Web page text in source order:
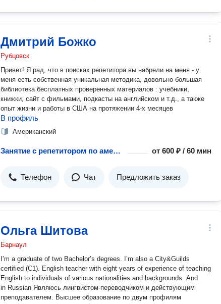
Дмитрий Божко
Рубцовск
Привет! Я рад, что в поисках репетитора вы набрели на меня - у
меня есть собственная уникальная методика, довольно большая
библиотека бесплатных проверенных материалов : учебники,
книжки, сайт с фильмами, подкасты на английском и т.д., а также
опыт жизни и работы в США на протяжении 4-х месяцев
В профиль
Американский
Занятие с репетитором по американскому английскому языку от600 ₽ / 60 мин
Телефон Чат Предложить заказ
Ольга Шитова
Барнаул
I’m a graduate of two Bachelor’s degrees. I’m also a City&Guilds
certified (С1). English teacher with eight years of experience of teaching
English to individuals of various nationalities and backgrounds. And
in Russian Являюсь лингвистом-переводчиком и действующим
преподавателем. Высшее образование по двум профилям